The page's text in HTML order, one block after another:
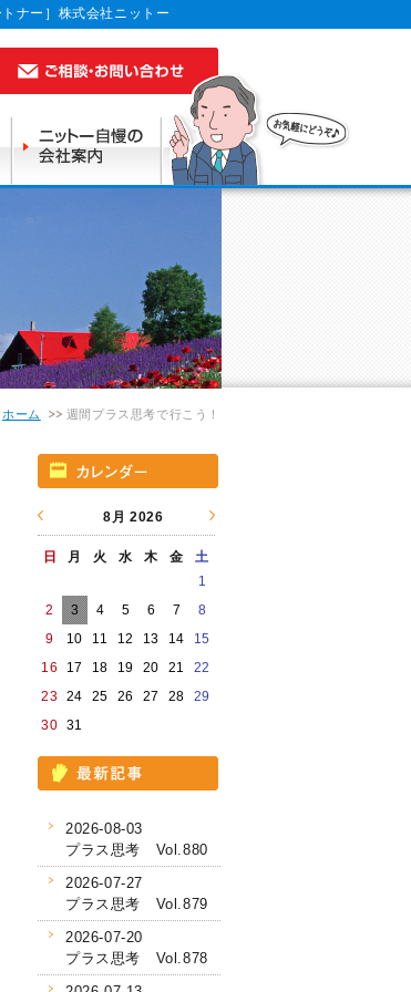
ナー］株式会社ニットー
ホーム 週間プラス思考で行こう！
8月 2026
日 月 火 水 木 金
土
1
2
3 4 5 6 7
8
9
10 11 12 13 14
15
16
17 18 19 20 21
22
23 24 25 26 27 28
29
30 31
2026-08-03
プラス思考 Vol.880
2026-07-27
プラス思考 Vol.879
2026-07-20
プラス思考 Vol.878